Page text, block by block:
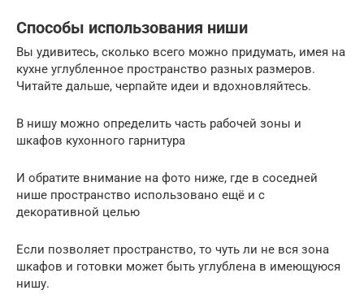
Способы использования ниши
Вы удивитесь, сколько всего можно придумать, имея на
кухне углубленное пространство разных размеров.
Читайте дальше, черпайте идеи и вдохновляйтесь.
В нишу можно определить часть рабочей зоны и
шкафов кухонного гарнитура
И обратите внимание на фото ниже, где в соседней
нише пространство использовано ещё и с
декоративной целью
Если позволяет пространство, то чуть ли не вся зона
шкафов и готовки может быть углублена в имеющуюся
нишу.